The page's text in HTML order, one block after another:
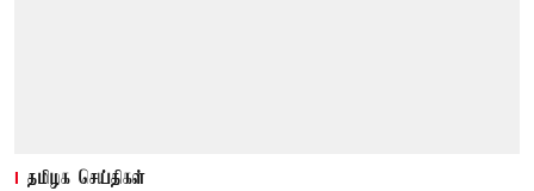
தமிழக செய்திகள்